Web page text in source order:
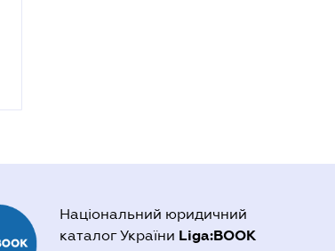
Національний юридичний
каталог України Liga:BOOK